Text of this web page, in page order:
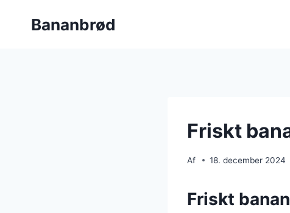
Bananbrød
Friskt
Af 18. december 2024
Friskt